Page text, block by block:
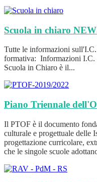
Scuola in chiaro
Tutte le informazioni
formativa: Informazioni I.C.
Scuola in Chiaro è il...
Piano Triennale
Il PTOF è il documento
culturale e progettuale delle
progettazione curricolare,
che le singole scuole